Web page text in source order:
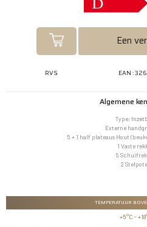
Een
RVS EAN :
Algemene
Type:
Externe
5 + 1 half plateaus Hout
1 Vaste
5
2
TEMPERATUUR
+5°C -